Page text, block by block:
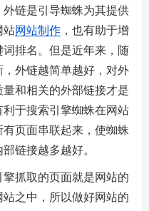
链是引导蜘蛛为其提供
站网站制作 ，也有助于增
排名。但是近年来，随
外链越简单越好，对外
和相关的外部链接才是
于搜索引擎蜘蛛在网站
页面串联起来，使蜘蛛
链接越多越好。
抓取的页面就是网站的
之中，所以做好网站的